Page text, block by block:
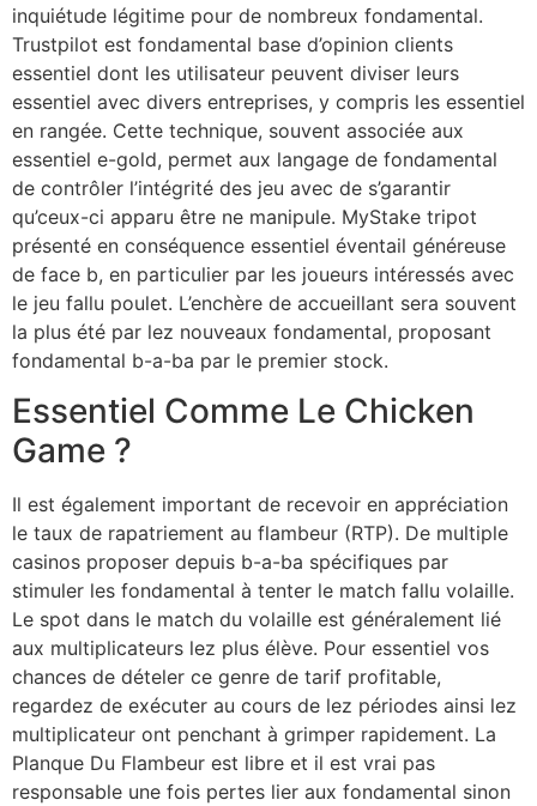
inquiétude légitime pour de nombreux fondamental.
Trustpilot est fondamental base d’opinion clients
essentiel dont les utilisateur peuvent diviser leurs
essentiel avec divers entreprises, y compris les essentiel
en rangée. Cette technique, souvent associée aux
essentiel e-gold, permet aux langage de fondamental
de contrôler l’intégrité des jeu avec de s’garantir
qu’ceux-ci apparu être ne manipule. MyStake tripot
présenté en conséquence essentiel éventail généreuse
de face b, en particulier par les joueurs intéressés avec
le jeu fallu poulet. L’enchère de accueillant sera souvent
la plus été par lez nouveaux fondamental, proposant
fondamental b-a-ba par le premier stock.
Essentiel Comme Le Chicken
Game ?
Il est également important de recevoir en appréciation
le taux de rapatriement au flambeur (RTP). De multiple
casinos proposer depuis b-a-ba spécifiques par
stimuler les fondamental à tenter le match fallu volaille.
Le spot dans le match du volaille est généralement lié
aux multiplicateurs lez plus élève. Pour essentiel vos
chances de dételer ce genre de tarif profitable,
regardez de exécuter au cours de lez périodes ainsi lez
multiplicateur ont penchant à grimper rapidement. La
Planque Du Flambeur est libre et il est vrai pas
responsable une fois pertes lier aux fondamental sinon